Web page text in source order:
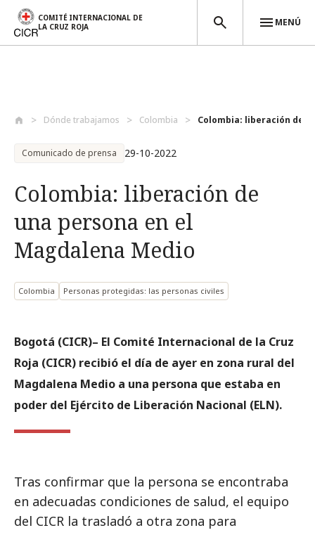
COMITÉ INTERNACIONAL DE
LA CRUZ ROJA
MENÚ
Dónde trabajamos Colombia Colombia: liberación de
Comunicado de prensa 29-10-2022
Colombia: liberación de
una persona en el
Magdalena Medio
Colombia Personas protegidas: las personas civiles
Bogotá (CICR)– El Comité Internacional de la Cruz
Roja (CICR) recibió el día de ayer en zona rural del
Magdalena Medio a una persona que estaba en
poder del Ejército de Liberación Nacional (ELN).
Tras confirmar que la persona se encontraba
en adecuadas condiciones de salud, el equipo
del CICR la trasladó a otra zona para